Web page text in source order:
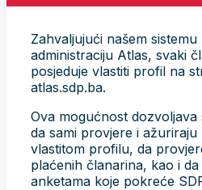
Zahvaljujući našem sistemu
administraciju Atlas, svaki
posjeduje vlastiti profil na
atlas.sdp.ba.
Ova mogućnost dozvoljava
da sami provjere i ažuriraju
vlastitom profilu, da
plaćenih članarina, kao i
anketama koje pokreće